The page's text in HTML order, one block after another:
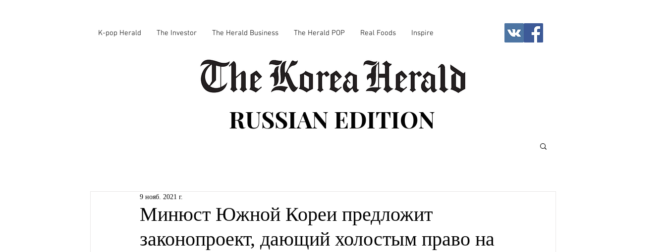
K-pop Herald The Investor The Herald Business The Herald POP Real Foods Inspire
RUSSIAN EDITION
Минюст Южной Кореи предложит
законопроект, дающий холостым право на
9 нояб. 2021 г.